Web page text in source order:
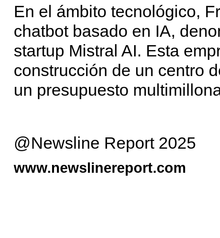
En el ámbito tecnológico,
chatbot basado en IA,
startup Mistral AI. Esta
construcción de un centro
un presupuesto
@Newsline Report 2025
www.newslinereport.com